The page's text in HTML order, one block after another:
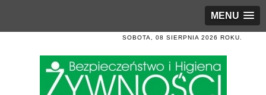
MENU
SOBOTA, 08 SIERPNIA 2026 ROKU.